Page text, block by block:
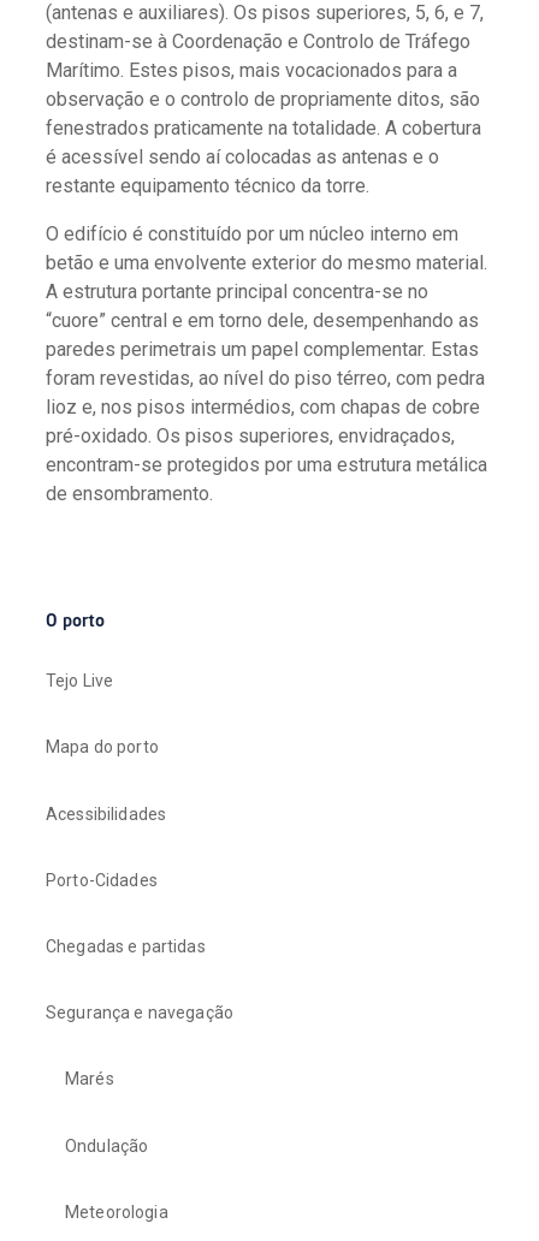
(antenas e auxiliares). Os pisos superiores, 5, 6, e 7,
destinam-se à Coordenação e Controlo de Tráfego
Marítimo. Estes pisos, mais vocacionados para a
observação e o controlo de propriamente ditos, são
fenestrados praticamente na totalidade. A cobertura
é acessível sendo aí colocadas as antenas e o
restante equipamento técnico da torre.
O edifício é constituído por um núcleo interno em
betão e uma envolvente exterior do mesmo material.
A estrutura portante principal concentra-se no
“cuore” central e em torno dele, desempenhando as
paredes perimetrais um papel complementar. Estas
foram revestidas, ao nível do piso térreo, com pedra
lioz e, nos pisos intermédios, com chapas de cobre
pré-oxidado. Os pisos superiores, envidraçados,
encontram-se protegidos por uma estrutura metálica
de ensombramento.
O porto
Tejo Live
Mapa do porto
Acessibilidades
Porto-Cidades
Chegadas e partidas
Segurança e navegação
Marés
Ondulação
Meteorologia